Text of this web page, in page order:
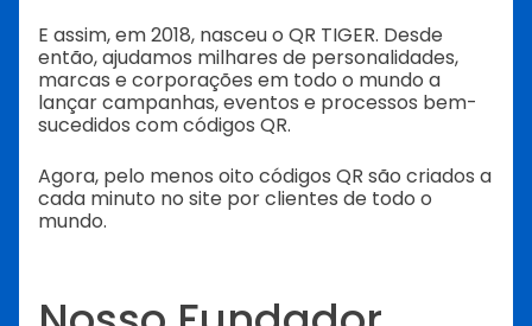
E assim, em 2018, nasceu o QR TIGER. Desde
então, ajudamos milhares de personalidades,
marcas e corporações em todo o mundo a
lançar campanhas, eventos e processos bem-
sucedidos com códigos QR.
Agora, pelo menos oito códigos QR são criados a
cada minuto no site por clientes de todo o
mundo.